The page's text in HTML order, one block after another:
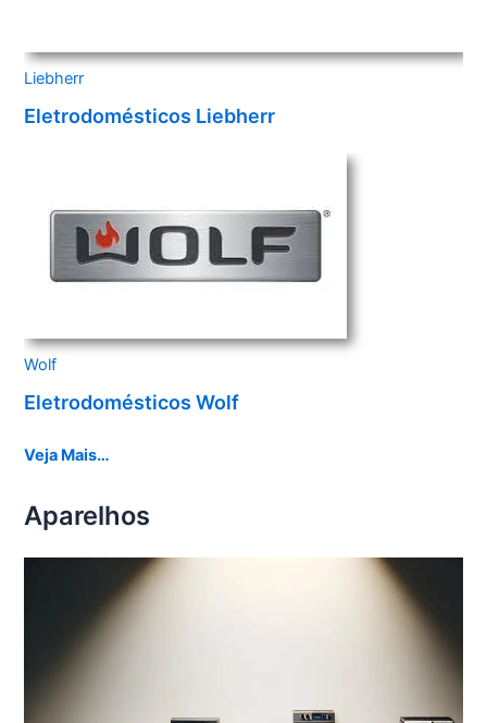
Liebherr
Eletrodomésticos Liebherr
Wolf
Eletrodomésticos Wolf
Veja Mais…
Aparelhos